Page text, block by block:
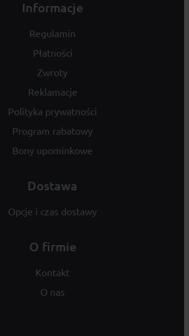
Informacje
Regulamin
Płatności
Zwroty
Reklamacje
Polityka prywatności
Program rabatowy
Bony upominkowe
Dostawa
Opcje i czas dostawy
O firmie
Kontakt
O nas